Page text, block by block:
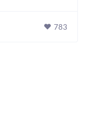
783